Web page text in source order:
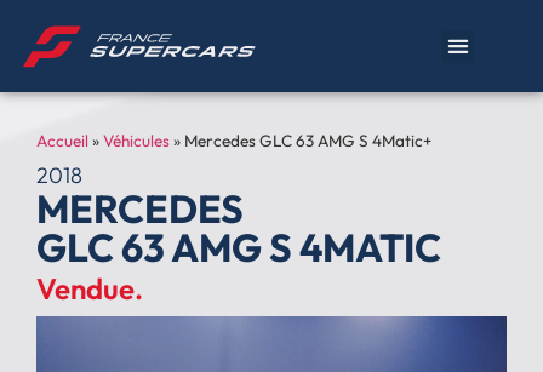
Accueil »Véhicules» Mercedes GLC 63 AMG S 4Matic+
2018
MERCEDES
GLC 63 AMG S 4MATIC
Vendue.